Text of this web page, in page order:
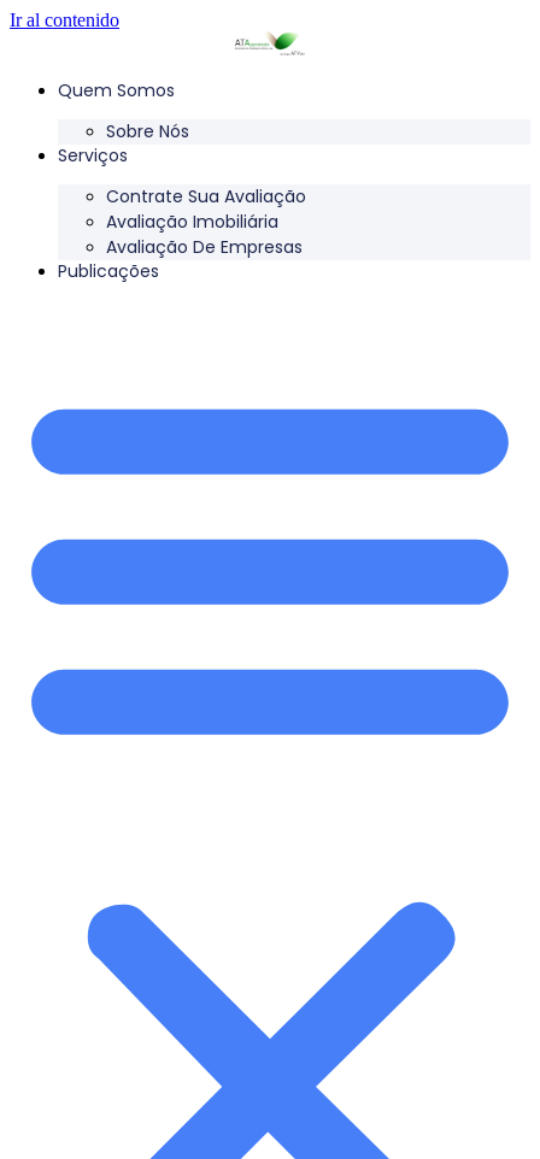
Ir al contenido
Quem Somos
Sobre Nós
Serviços
Contrate Sua Avaliação
Avaliação Imobiliária
Avaliação De Empresas
Publicações